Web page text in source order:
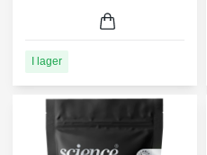
I lager